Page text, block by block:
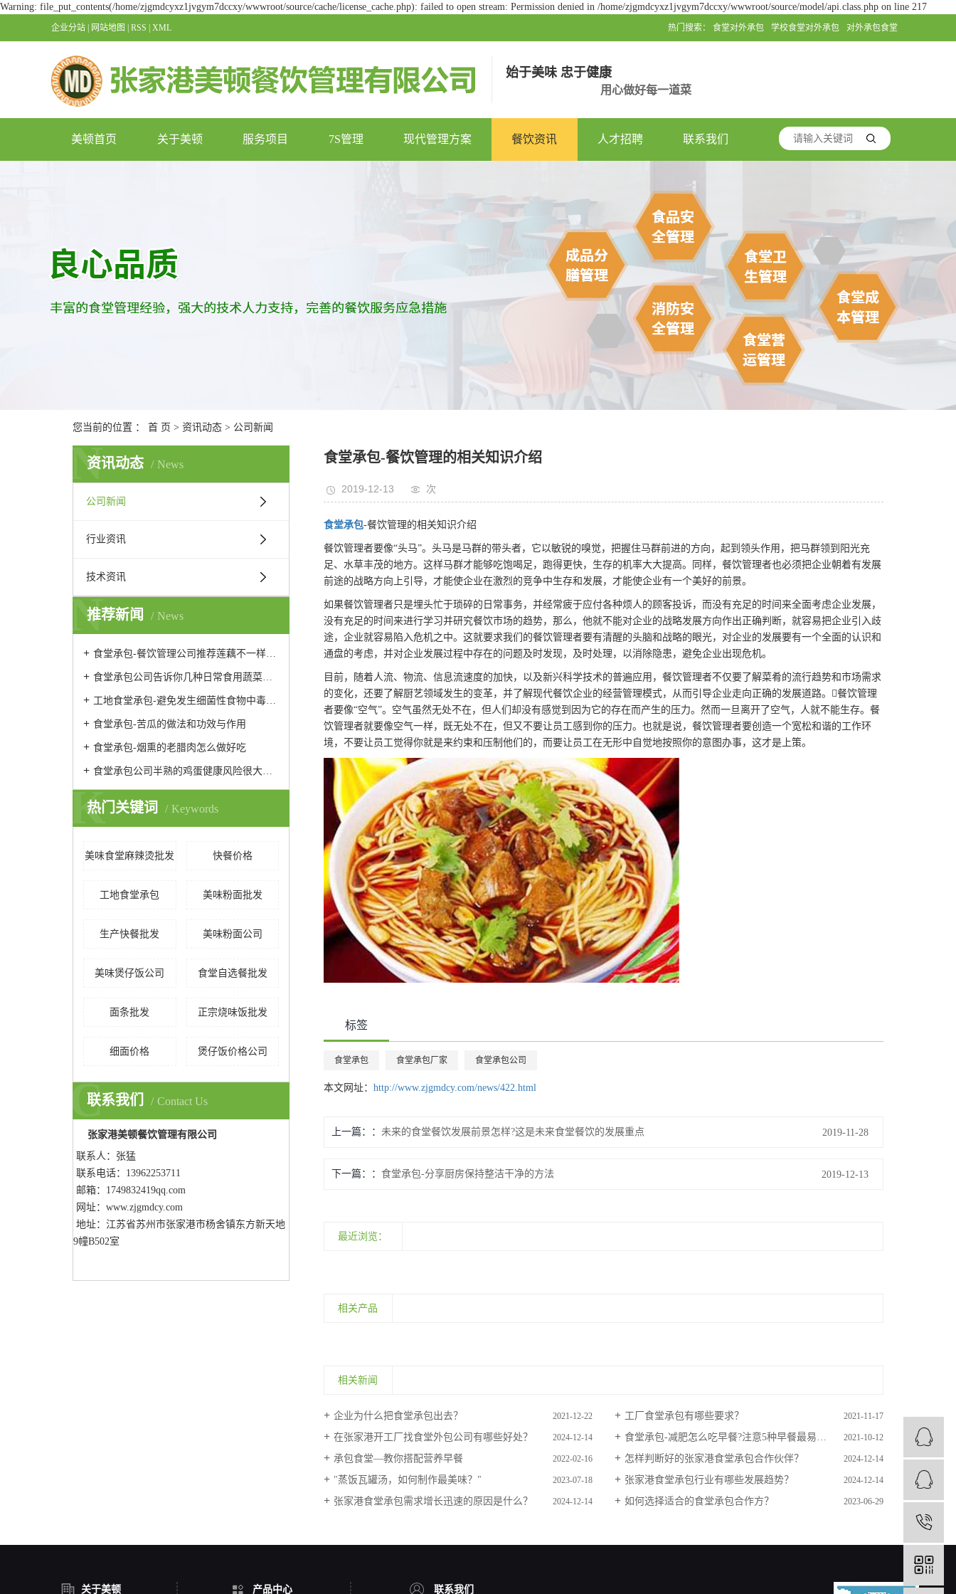
Warning: file_put_contents(/home/zjgmdcyxz1jvgym7dccxy/wwwroot/source/cache/license_cache.php): failed to open stream: Permission denied in /home/zjgmdcyxz1jvgym7dccxy/wwwroot/source/model/api.class.php on line 217
企业分站 网站地图 RSS XML 热门搜索： 食堂对外承包 学校食堂对外承包 对外承包食堂
始于美味 忠于健康
用心做好每一道菜
美顿首页 关于美顿 服务项目 7S管理 现代管理方案 餐饮资讯 人才招聘 联系我们
您当前的位置 ： 首 页 > 资讯动态 > 公司新闻
资讯动态 News
N
公司新闻
行业资讯
技术资讯
推荐新闻 News
N
食堂承包-餐饮管理公司推荐莲藕不一样的做法
食堂承包公司告诉你几种日常食用蔬菜的保鲜方法
工地食堂承包-避免发生细菌性食物中毒的预防性措施
食堂承包-苦瓜的做法和功效与作用
食堂承包-烟熏的老腊肉怎么做好吃
食堂承包公司半熟的鸡蛋健康风险很大易引发腹泻发烧
热门关键词 Keywords
K
美味食堂麻辣烫批发 快餐价格
工地食堂承包 美味粉面批发
生产快餐批发 美味粉面公司
美味煲仔饭公司 食堂自选餐批发
面条批发 正宗烧味饭批发
细面价格 煲仔饭价格公司
联系我们 Contact Us
C
张家港美顿餐饮管理有限公司
联系人：张猛
联系电话：13962253711
邮箱：1749832419qq.com
网址：www.zjgmdcy.com
地址： 江苏省苏州市张家港市杨舍镇东方新天地
9幢B502室
食堂承包-餐饮管理的相关知识介绍
2019-12-13 次
食堂承包-餐饮管理的相关知识介绍
餐饮管理者要像“头马”。头马是马群的带头者，它以敏锐的嗅觉，把握住马群前进的方向，起到领头作用，把马群领到阳光充
足、水草丰茂的地方。这样马群才能够吃饱喝足，跑得更快，生存的机率大大提高。同样，餐饮管理者也必须把企业朝着有发展
前途的战略方向上引导，才能使企业在激烈的竞争中生存和发展，才能使企业有一个美好的前景。
如果餐饮管理者只是埋头忙于琐碎的日常事务，并经常疲于应付各种烦人的顾客投诉，而没有充足的时间来全面考虑企业发展，
没有充足的时间来进行学习并研究餐饮市场的趋势，那么，他就不能对企业的战略发展方向作出正确判断，就容易把企业引入歧
途，企业就容易陷入危机之中。这就要求我们的餐饮管理者要有清醒的头脑和战略的眼光，对企业的发展要有一个全面的认识和
通盘的考虑，并对企业发展过程中存在的问题及时发现，及时处理，以消除隐患，避免企业出现危机。
目前，随着人流、物流、信息流速度的加快，以及新兴科学技术的普遍应用，餐饮管理者不仅要了解菜肴的流行趋势和市场需求
的变化，还要了解厨艺领域发生的变革，并了解现代餐饮企业的经营管理模式，从而引导企业走向正确的发展道路。餐饮管理
者要像“空气”。空气虽然无处不在，但人们却没有感觉到因为它的存在而产生的压力。然而一旦离开了空气，人就不能生存。餐
饮管理者就要像空气一样，既无处不在，但又不要让员工感到你的压力。也就是说，餐饮管理者要创造一个宽松和谐的工作环
境，不要让员工觉得你就是来约束和压制他们的，而要让员工在无形中自觉地按照你的意图办事，这才是上策。
标签
食堂承包 食堂承包厂家 食堂承包公司
本文网址： http://www.zjgmdcy.com/news/422.html
上一篇： 未来的食堂餐饮发展前景怎样?这是未来食堂餐饮的发展重点 2019-11-28
下一篇： 食堂承包-分享厨房保持整洁干净的方法 2019-12-13
最近浏览：
相关产品
相关新闻
企业为什么把食堂承包出去？ 2021-12-22 工厂食堂承包有哪些要求？ 2021-11-17
在张家港开工厂找食堂外包公司有哪些好处？ 2024-12-14 食堂承包-减肥怎么吃早餐?注意5种早餐最易吃胖 2021-10-12
承包食堂—教你搭配营养早餐 2022-02-16 怎样判断好的张家港食堂承包合作伙伴？ 2024-12-14
"蒸饭瓦罐汤，如何制作最美味？" 2023-07-18 张家港食堂承包行业有哪些发展趋势？ 2024-12-14
张家港食堂承包需求增长迅速的原因是什么？ 2024-12-14 如何选择适合的食堂承包合作方？ 2023-06-29
关于美顿 产品中心 联系我们